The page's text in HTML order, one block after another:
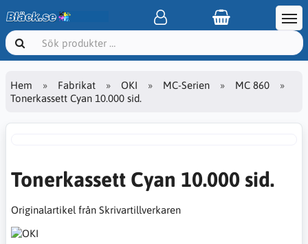
Hem Fabrikat OKI MC-Serien
MC 860
Tonerkassett Cyan 10.000 sid.
Tonerkassett Cyan 10.000 sid.
Originalartikel från Skrivartillverkaren